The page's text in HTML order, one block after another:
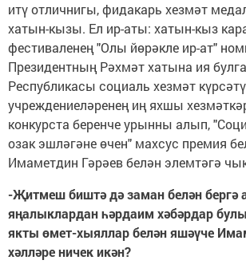
итү отличнигы, фидакарь хезмәт
хатын-кызы. Ел ир-аты: хатын-кыз
фестиваленең "Олы йөрәкле ир-ат"
Президентның Рәхмәт хатына ия
Республикасы социаль хезмәт күрсәтү
учреждениеләренең иң яхшы
конкурста беренче урынны алып,
озак эшләгәне өчен" махсус премия
Имаметдин Гәрәев белән элемтәгә
-Җитмеш биштә дә заман белән бергә
яңалыклардан һәрдаим хәбәрдар
якты өмет-хыяллар белән яшәүче
хәлләре ничек икән?